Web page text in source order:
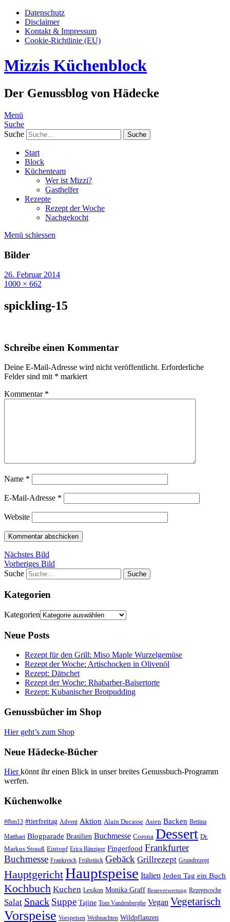
Datenschutz
Disclaimer
Kontakt & Impressum
Cookie-Richtlinie (EU)
Mizzis Küchenblock
Der Genussblog von Hädecke
Menü
Suche
Suche
Start
Block
Küchenteam
Wer ist Mizzi?
Gasthelfer
Rezepte
Rezept der Woche
Nachgekocht
Menü schiessen
Bilder
26. Februar 2014
1000 × 662
spickling-15
Schreibe einen Kommentar
Deine E-Mail-Adresse wird nicht veröffentlicht. Erforderliche
Felder sind mit * markiert
Kommentar *
Name *
E-Mail-Adresse *
Website
Nächstes Bild
Vorheriges Bild
Suche
Kategorien
Kategorien
Neue Posts
Rezept für den Grill: Miso Maple Wurzelgemüse
Rezept der Woche: Artischocken in Olivenöl
Rezept: Dätschet
Rezept der Woche: Rhabarber-Baisertorte
Rezept: Kubanischer Brotpudding
Genussbücher im Shop
Hier geht’s zum Shop
Neue Hädecke-Bücher
Hierkönnt ihr einen Blick in unser breites Genussbuch-Programm
werfen.
Küchenwolke
#fbm13 #tierfreitag Advent Aktion Alain Ducasse Asien Backen Bettina
Matthaei Blogparade Brasilien Buchmesse Corona Dessert Dr.
Markus Strauß Eintopf Erica Bänziger Fingerfood Frankfurter
Buchmesse Frankreich Frühstück Gebäck Grillrezept Grundrezept
HauptgerichtHauptspeise Italien Jeden Tag ein Buch
Kochbuch Kuchen Lexikon Monika Graff Resteverwertung Rezeptwoche
Salat Snack Suppe Tajine Tom Vandenberghe Vegan Vegetarisch
Vorspeise Vorspeisen Weihnachten Wildpflanzen